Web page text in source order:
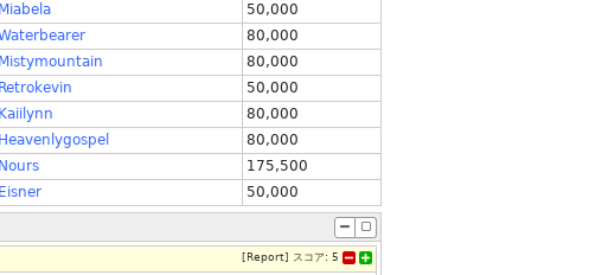
Miabela
50,000
80,000
Mistymountain
80,000
Retrokevin
50,000
Kaiilynn
80,000
Heavenlygospel
80,000
Nours
175,500
Eisner
50,000
[ Report] スコア: 5